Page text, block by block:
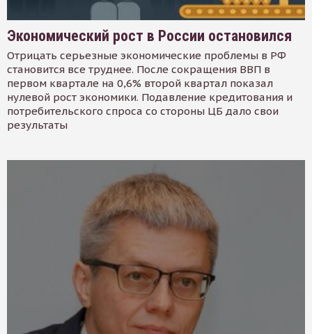
Экономический рост в России остановился
Отрицать серьезные экономические проблемы в РФ
становится все труднее. После сокращения ВВП в
первом квартале на 0,6% второй квартал показал
нулевой рост экономики. Подавление кредитования и
потребительского спроса со стороны ЦБ дало свои
результаты